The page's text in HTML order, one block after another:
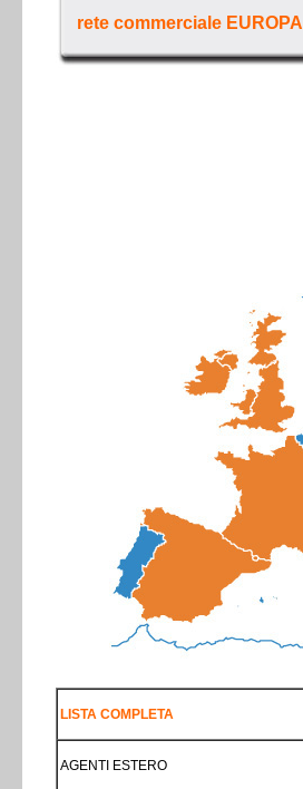
rete commerciale EUROPA
LISTA COMPLETA
AGENTI ESTERO